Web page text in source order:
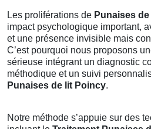
Les proliférations de Punaises
impact psychologique important,
et une présence invisible mais
C’est pourquoi nous proposons
sérieuse intégrant un diagnostic
méthodique et un suivi
Punaises de lit Poincy.
Notre méthode s’appuie sur des